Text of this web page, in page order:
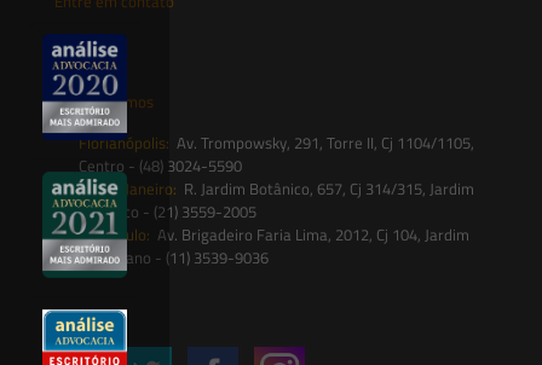
contato@saesadvogados.com.br
Onde estamos
Florianópolis: Av. Trompowsky, 291, Torre II, Cj 1104/1105,
Centro - (48) 3024-5590
Rio de Janeiro: R. Jardim Botânico, 657, Cj 314/315, Jardim
Botânico - (21) 3559-2005
São Paulo: Av. Brigadeiro Faria Lima, 2012, Cj 104, Jardim
Paulistano - (11) 3539-9036
Siga-nos